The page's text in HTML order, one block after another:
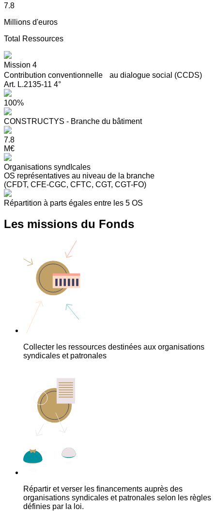
7.8
Millions d'euros
Total Ressources
Mission 4
Contribution conventionnelle au dialogue social (CCDS)
Art. L.2135-11 4°
100%
CONSTRUCTYS - Branche du bâtiment
7.8
M€
Organisations syndIcales
OS représentatives au niveau de la branche
(CFDT, CFE-CGC, CFTC, CGT, CGT-FO)
Répartition à parts égales entre les 5 OS
Les missions du Fonds
Collecter les ressources destinées aux organisations
syndicales et patronales
Répartir et verser les financements auprès des
organisations syndicales et patronales selon les règles
définies par la loi.